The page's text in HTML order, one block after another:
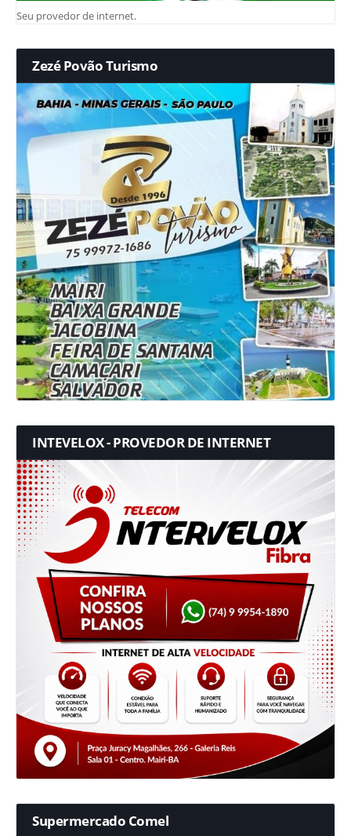
Seu provedor de internet.
Zezé Povão Turismo
INTEVELOX - PROVEDOR DE INTERNET
Supermercado Comel